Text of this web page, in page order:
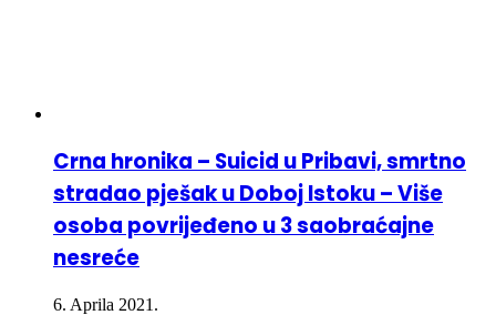
Crna hronika – Suicid u Pribavi, smrtno
stradao pješak u Doboj Istoku – Više
osoba povrijeđeno u 3 saobraćajne
nesreće
6. Aprila 2021.